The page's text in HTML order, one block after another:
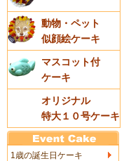
動物・ペット
似顔絵ケーキ
マスコット付
ケーキ
オリジナル
特大１０号ケーキ
1歳の誕生日ケーキ